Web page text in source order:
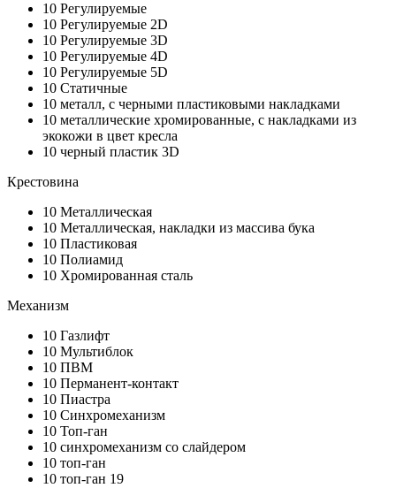
10 Регулируемые
10 Регулируемые 2D
10 Регулируемые 3D
10 Регулируемые 4D
10 Регулируемые 5D
10 Статичные
10 металл, с черными пластиковыми накладками
10 металлические хромированные, с накладками из
экокожи в цвет кресла
10 черный пластик 3D
Крестовина
10 Металлическая
10 Металлическая, накладки из массива бука
10 Пластиковая
10 Полиамид
10 Хромированная сталь
Механизм
10 Газлифт
10 Мультиблок
10 ПВМ
10 Перманент-контакт
10 Пиастра
10 Синхромеханизм
10 Топ-ган
10 синхромеханизм со слайдером
10 топ-ган
10 топ-ган 19